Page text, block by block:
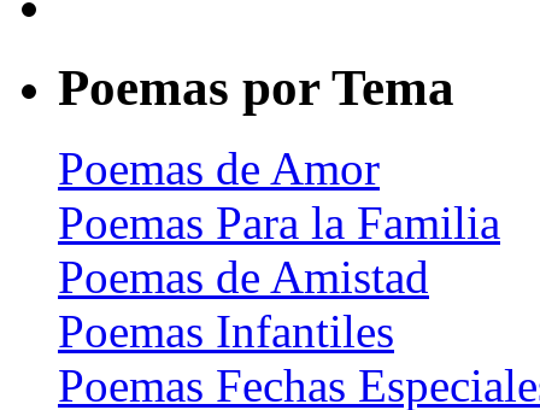
Poemas por Tema
Poemas de Amor
Poemas Para la Familia
Poemas de Amistad
Poemas Infantiles
Poemas Fechas